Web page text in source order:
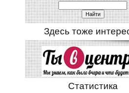
Здесь тоже
Статистика